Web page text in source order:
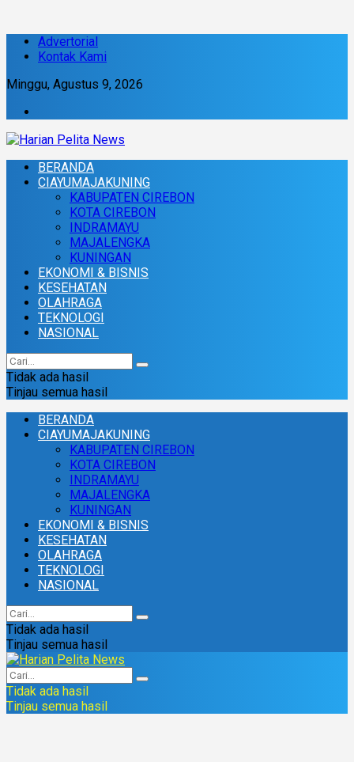
Advertorial
Kontak Kami
Minggu, Agustus 9, 2026
BERANDA
CIAYUMAJAKUNING
KABUPATEN CIREBON
KOTA CIREBON
INDRAMAYU
MAJALENGKA
KUNINGAN
EKONOMI & BISNIS
KESEHATAN
OLAHRAGA
TEKNOLOGI
NASIONAL
Tidak ada hasil
Tinjau semua hasil
BERANDA
CIAYUMAJAKUNING
KABUPATEN CIREBON
KOTA CIREBON
INDRAMAYU
MAJALENGKA
KUNINGAN
EKONOMI & BISNIS
KESEHATAN
OLAHRAGA
TEKNOLOGI
NASIONAL
Tidak ada hasil
Tinjau semua hasil
Tidak ada hasil
Tinjau semua hasil